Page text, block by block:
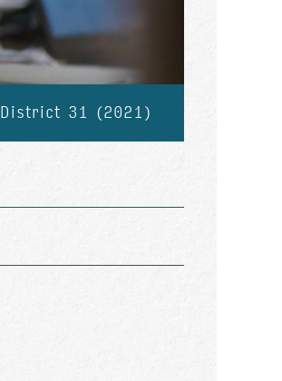
District 31 (2021)